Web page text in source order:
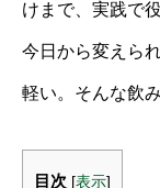
けまで、実践で
今日から変えら
軽い。そんな飲
目次 [表示]